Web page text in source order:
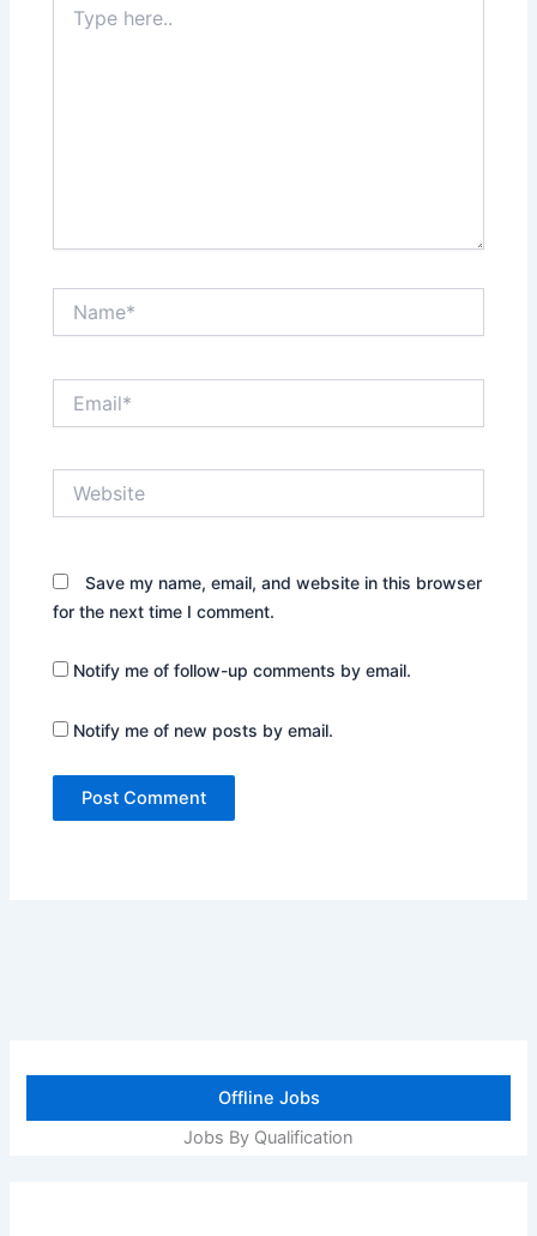
here..
Save my name, email, and website in this browser
for the next time I comment.
Notify me of follow-up comments by email.
Notify me of new posts by email.
Offline Jobs
Jobs By Qualification